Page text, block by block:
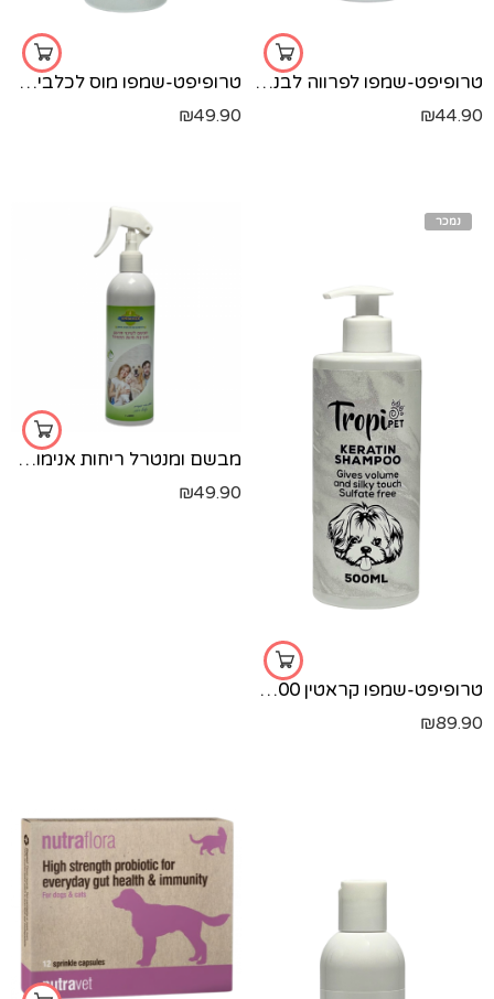
טרופיפט-שמפו לפרווה לבנה-500 מל'
₪44.90
טרופיפט-שמפו מוס לכלבים-220 מל'
₪49.90
נמכר
טרופיפט-שמפו קראטין 500 מל
₪89.90
מבשם ומנטרל ריחות אנימוקס בסביבת בעלי-חיים 400 מ"ל
₪49.90